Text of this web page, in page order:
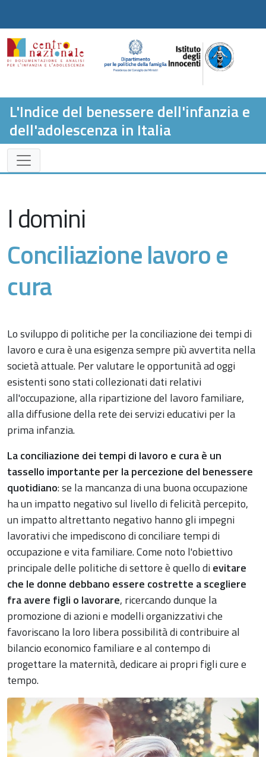
L'Indice del benessere dell'infanzia e
dell'adolescenza in Italia
I domini
Conciliazione lavoro e
cura
Lo sviluppo di politiche per la conciliazione dei tempi di
lavoro e cura è una esigenza sempre più avvertita nella
società attuale. Per valutare le opportunità ad oggi
esistenti sono stati collezionati dati relativi
all'occupazione, alla ripartizione del lavoro familiare,
alla diffusione della rete dei servizi educativi per la
prima infanzia.
La conciliazione dei tempi di lavoro e cura è un
tassello importante per la percezione del benessere
quotidiano: se la mancanza di una buona occupazione
ha un impatto negativo sul livello di felicità percepito,
un impatto altrettanto negativo hanno gli impegni
lavorativi che impediscono di conciliare tempi di
occupazione e vita familiare. Come noto l'obiettivo
principale delle politiche di settore è quello dievitare
che le donne debbano essere costrette a scegliere
fra avere figli o lavorare, ricercando dunque la
promozione di azioni e modelli organizzativi che
favoriscano la loro libera possibilità di contribuire al
bilancio economico familiare e al contempo di
progettare la maternità, dedicare ai propri figli cure e
tempo.